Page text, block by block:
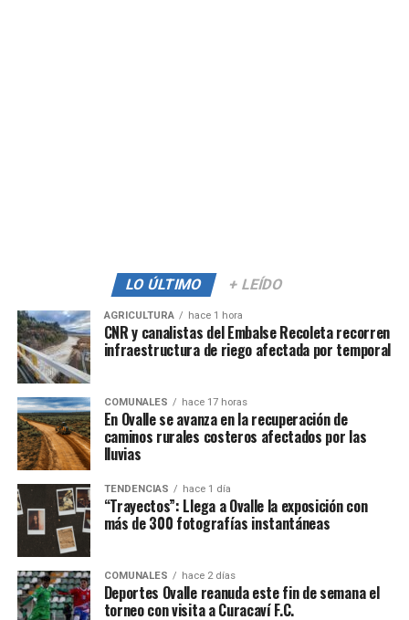
LO ÚLTIMO + LEÍDO
AGRICULTURA hace 1 hora
CNR y canalistas del Embalse Recoleta recorren
infraestructura de riego afectada por temporal
COMUNALES hace 17 horas
En Ovalle se avanza en la recuperación de
caminos rurales costeros afectados por las
lluvias
TENDENCIAS hace 1 día
“Trayectos”: Llega a Ovalle la exposición con
más de 300 fotografías instantáneas
COMUNALES hace 2 días
Deportes Ovalle reanuda este fin de semana el
torneo con visita a Curacaví F.C.